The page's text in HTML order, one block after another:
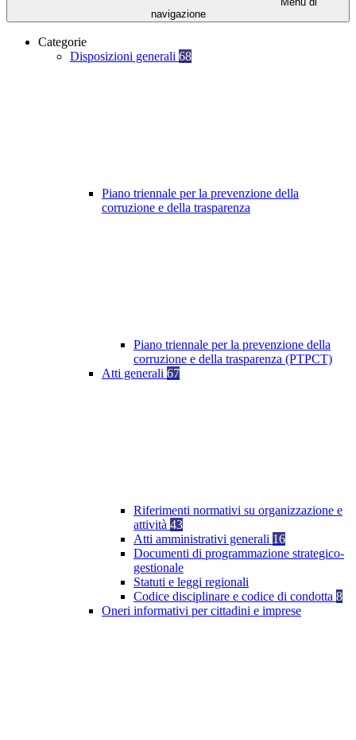
navigazione
Categorie
Disposizioni generali 68
Piano triennale per la prevenzione della
corruzione e della trasparenza
Piano triennale per la prevenzione della
corruzione e della trasparenza (PTPCT)
Atti generali 67
Riferimenti normativi su organizzazione e
attività 43
Atti amministrativi generali 16
Documenti di programmazione strategico-
gestionale
Statuti e leggi regionali
Codice disciplinare e codice di condotta 8
Oneri informativi per cittadini e imprese